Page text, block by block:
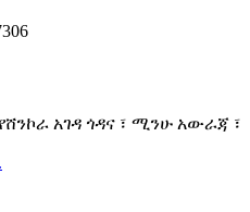
አገዳ ጎዳና ፣ ሚንሁ አውራጃ ፣